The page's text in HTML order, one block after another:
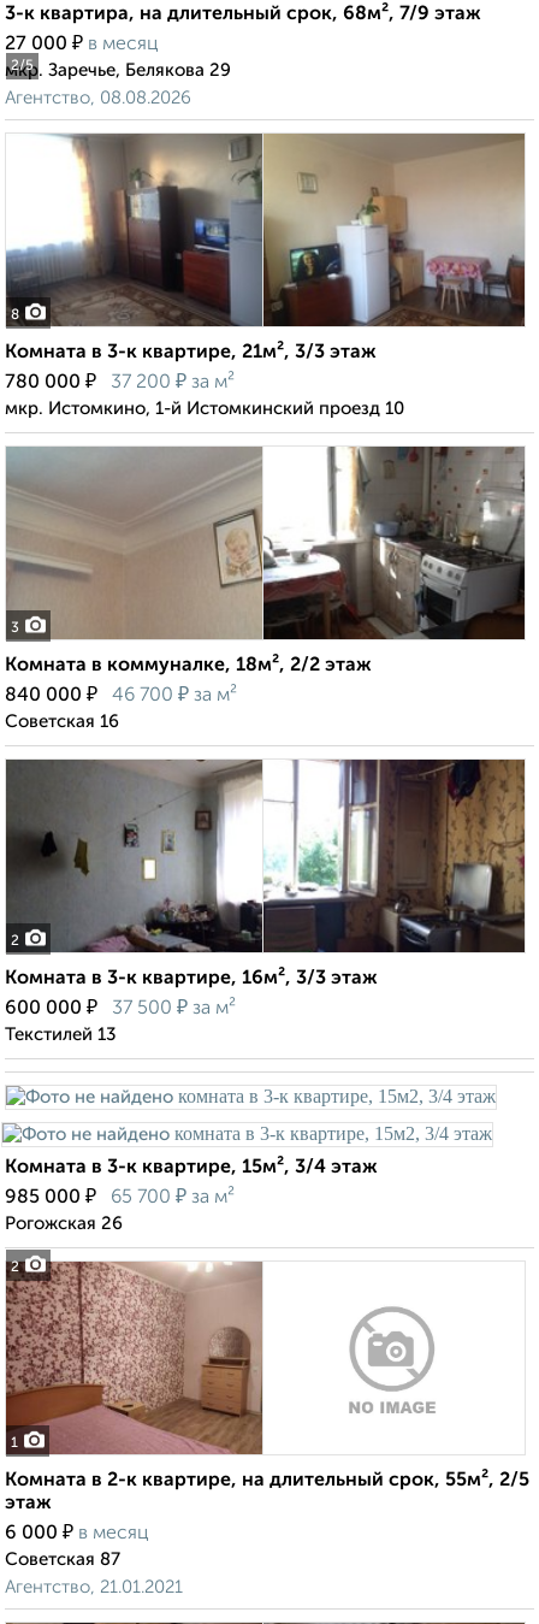
2/5
3-к квартира, на длительный срок, 68м², 7/9 этаж
27 000 ₽ в месяц
мкр. Заречье, Белякова 29
Агентство, 08.08.2026
8
Комната в 3-к квартире, 21м², 3/3 этаж
780 000 ₽ 37 200 ₽ за м²
мкр. Истомкино, 1-й Истомкинский проезд 10
3
Комната в коммуналке, 18м², 2/2 этаж
840 000 ₽ 46 700 ₽ за м²
Советская 16
2
Комната в 3-к квартире, 16м², 3/3 этаж
600 000 ₽ 37 500 ₽ за м²
Текстилей 13
2
Комната в 3-к квартире, 15м², 3/4 этаж
985 000 ₽ 65 700 ₽ за м²
Рогожская 26
1
Комната в 2-к квартире, на длительный срок, 55м², 2/5
этаж
6 000 ₽ в месяц
Советская 87
Агентство, 21.01.2021